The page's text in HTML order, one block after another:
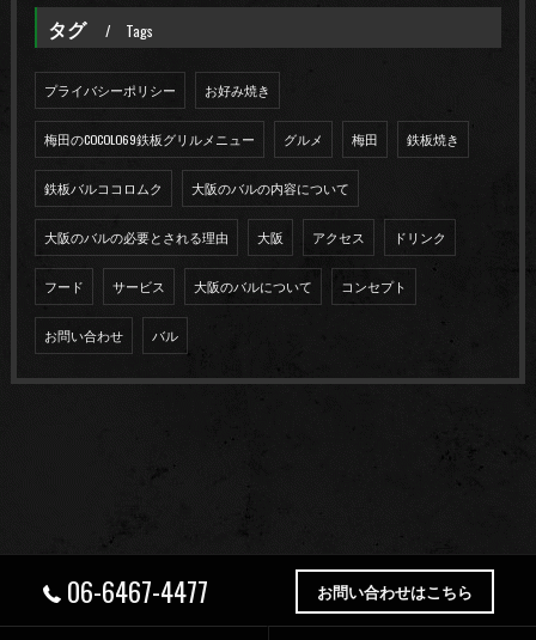
タグ Tags
プライバシーポリシー お好み焼き
梅田のCOCOLO69鉄板グリルメニュー グルメ 梅田 鉄板焼き
鉄板バルココロムク 大阪のバルの内容について
大阪のバルの必要とされる理由 大阪 アクセス ドリンク
フード サービス 大阪のバルについて コンセプト
お問い合わせ バル
06-6467-4477 お問い合わせはこちら